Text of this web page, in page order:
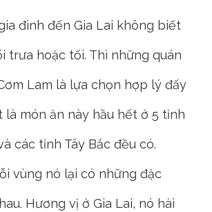
đình đến Gia Lai không biết
trưa hoặc tối. Thì những quán
Lam là lựa chọn hợp lý đấy
là món ăn này hầu hết ở 5 tỉnh
các tỉnh Tây Bắc đều có.
vùng nó lại có những đặc
Hương vị ở Gia Lai, nó hài